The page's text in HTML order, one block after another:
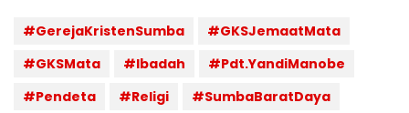
#GerejaKristenSumba
#GKSJemaatMata
#GKSMata
#Ibadah
#Pdt.YandiManobe
#Pendeta
#Religi #SumbaBaratDaya